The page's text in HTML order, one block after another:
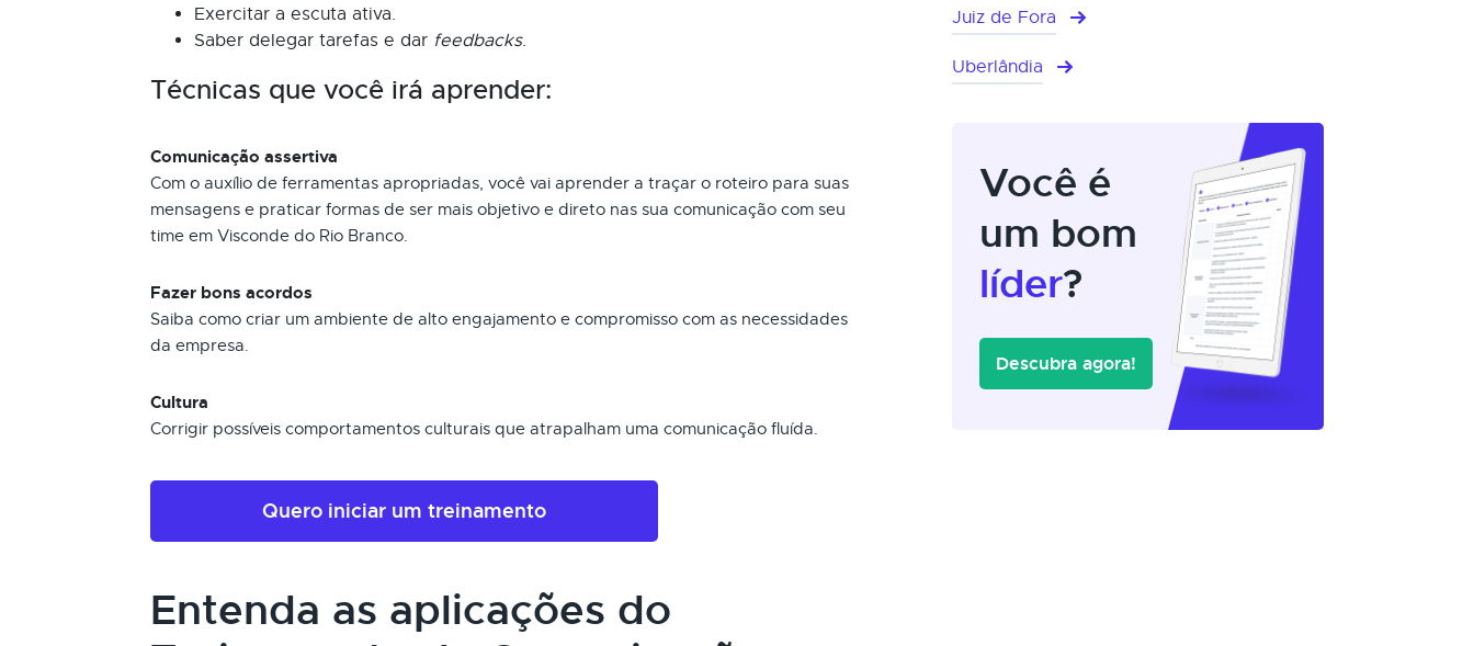
Exercitar a escuta ativa.
Saber delegar tarefas e dar feedbacks.
Técnicas que você irá aprender:
Comunicação assertiva
Com o auxílio de ferramentas apropriadas, você vai aprender a traçar o roteiro para suas
mensagens e praticar formas de ser mais objetivo e direto nas sua comunicação com seu
time em Visconde do Rio Branco.
Fazer bons acordos
Saiba como criar um ambiente de alto engajamento e compromisso com as necessidades
da empresa.
Cultura
Corrigir possíveis comportamentos culturais que atrapalham uma comunicação fluída.
Quero iniciar um treinamento
Entenda as aplicações do
Juiz de Fora
Uberlândia
Você é
um bom
líder?
Descubra agora!